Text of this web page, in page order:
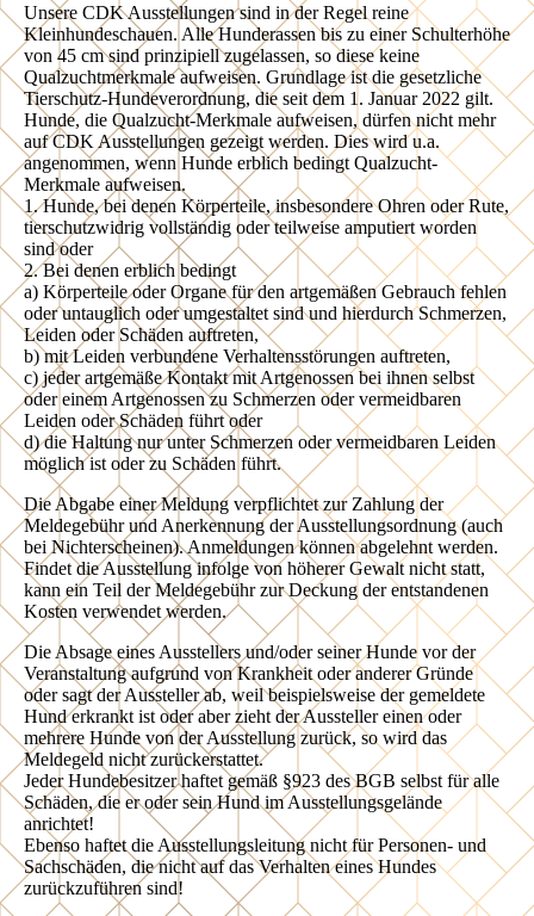
Unsere CDK Ausstellungen sind in der Regel reine
Kleinhundeschauen. Alle Hunderassen bis zu einer Schulterhöhe
von 45 cm sind prinzipiell zugelassen, so diese keine
Qualzuchtmerkmale aufweisen. Grundlage ist die gesetzliche
Tierschutz-Hundeverordnung, die seit dem 1. Januar 2022 gilt.
Hunde, die Qualzucht-Merkmale aufweisen, dürfen nicht mehr
auf CDK Ausstellungen gezeigt werden. Dies wird u.a.
angenommen, wenn Hunde erblich bedingt Qualzucht-
Merkmale aufweisen.
1. Hunde, bei denen Körperteile, insbesondere Ohren oder Rute,
tierschutzwidrig vollständig oder teilweise amputiert worden
sind oder
2. Bei denen erblich bedingt
a) Körperteile oder Organe für den artgemäßen Gebrauch fehlen
oder untauglich oder umgestaltet sind und hierdurch Schmerzen,
Leiden oder Schäden auftreten,
b) mit Leiden verbundene Verhaltensstörungen auftreten,
c) jeder artgemäße Kontakt mit Artgenossen bei ihnen selbst
oder einem Artgenossen zu Schmerzen oder vermeidbaren
Leiden oder Schäden führt oder
d) die Haltung nur unter Schmerzen oder vermeidbaren Leiden
möglich ist oder zu Schäden führt.
Die Abgabe einer Meldung verpflichtet zur Zahlung der
Meldegebühr und Anerkennung der Ausstellungsordnung (auch
bei Nichterscheinen). Anmeldungen können abgelehnt werden.
Findet die Ausstellung infolge von höherer Gewalt nicht statt,
kann ein Teil der Meldegebühr zur Deckung der entstandenen
Kosten verwendet werden.
Die Absage eines Ausstellers und/oder seiner Hunde vor der
Veranstaltung aufgrund von Krankheit oder anderer Gründe
oder sagt der Aussteller ab, weil beispielsweise der gemeldete
Hund erkrankt ist oder aber zieht der Aussteller einen oder
mehrere Hunde von der Ausstellung zurück, so wird das
Meldegeld nicht zurückerstattet.
Jeder Hundebesitzer haftet gemäß §923 des BGB selbst für alle
Schäden, die er oder sein Hund im Ausstellungsgelände
anrichtet!
Ebenso haftet die Ausstellungsleitung nicht für Personen- und
Sachschäden, die nicht auf das Verhalten eines Hundes
zurückzuführen sind!